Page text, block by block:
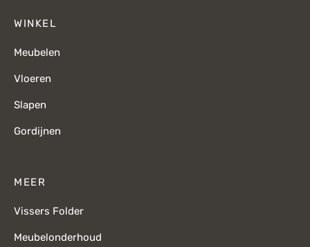
WINKEL
Meubelen
Vloeren
Slapen
Gordijnen
MEER
Vissers Folder
Meubelonderhoud